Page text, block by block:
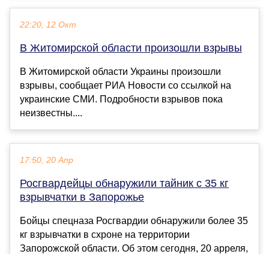
22:20, 12 Окт
В Житомирской области произошли взрывы
В Житомирской области Украины произошли
взрывы, сообщает РИА Новости со ссылкой на
украинские СМИ. Подробности взрывов пока
неизвестны....
17:50, 20 Апр
Росгвардейцы обнаружили тайник с 35 кг
взрывчатки в Запорожье
Бойцы спецназа Росгвардии обнаружили более 35
кг взрывчатки в схроне на территории
Запорожской области. Об этом сегодня, 20 арреля,